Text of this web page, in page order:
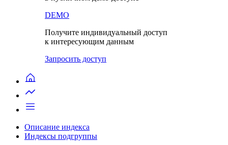
DEMO
Получите индивидуальный доступ
к интересующим данным
Запросить доступ
Описание индекса
Индексы подгруппы